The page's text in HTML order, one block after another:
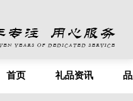
首页 礼品资讯